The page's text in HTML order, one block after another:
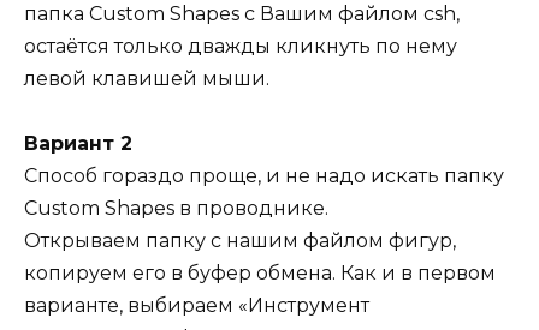
папка Custom Shapes с Вашим файлом csh,
остаётся только дважды кликнуть по нему
левой клавишей мыши.
Вариант 2
Способ гораздо проще, и не надо искать папку
Custom Shapes в проводнике.
Открываем папку с нашим файлом фигур,
копируем его в буфер обмена. Как и в первом
варианте, выбираем «Инструмент